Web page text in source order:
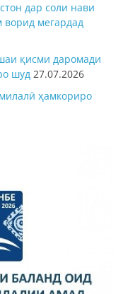
дар соли нави
ворид мегардад
қисми даромади
шуд 27.07.2026
ҳамкориро